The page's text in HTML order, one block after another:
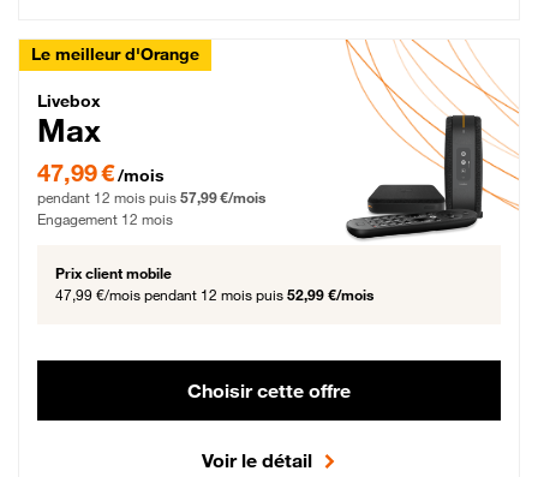
Le meilleur d'Orange
Livebox Max Fibre
Livebox
Max
47,99 € par mois pendant 12 mois puis 57,99 € par mois, Engagement 12 mois
47,99 €/mois
pendant 12 mois puis 57,99 €/mois
Engagement 12 mois
Prix client mobile
47,99 €/mois pendant 12 mois puis 52,99 €/mois
Choisir cette offre
Voir le détail